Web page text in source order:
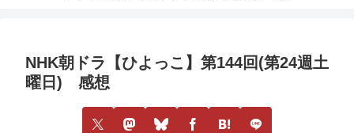
NHK朝ドラ【ひよっこ】第144回(第24週土
曜日) 感想